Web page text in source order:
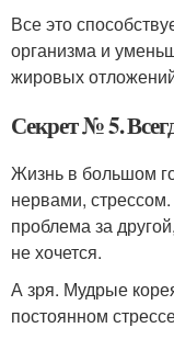
Все это
организма и
жировых
Секрет № 5.
Жизнь в большом
нервами,
проблема за
не хочется.
А зря. Мудрые
постоянном